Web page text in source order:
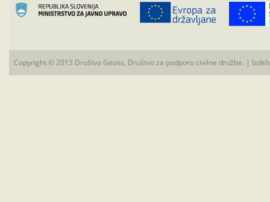
Copyright © 2013 Društvo Geoss, Društvo za podporo civilne družbe. |